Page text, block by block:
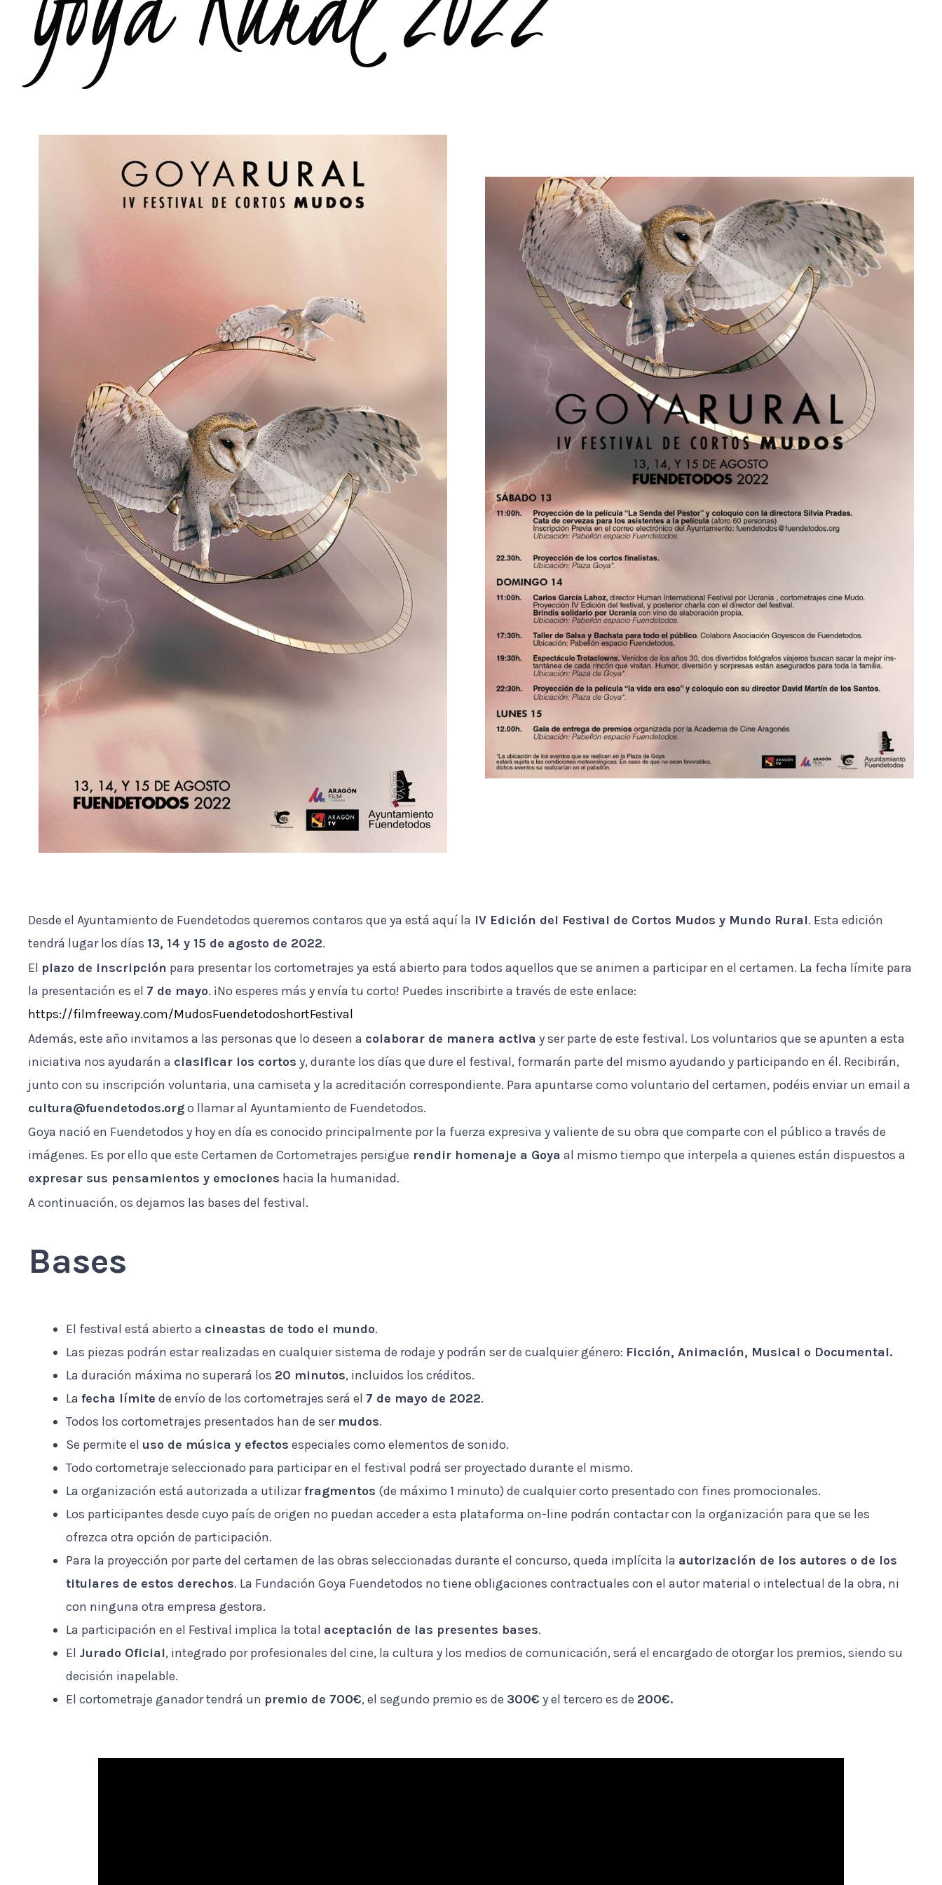
Desde el Ayuntamiento de Fuendetodos queremos contaros que ya está aquí la IV Edición del Festival de Cortos Mudos y Mundo Rural. Esta edición
tendrá lugar los días 13, 14 y 15 de agosto de 2022.
El plazo de inscripción para presentar los cortometrajes ya está abierto para todos aquellos que se animen a participar en el certamen. La fecha límite para
la presentación es el 7 de mayo. ¡No esperes más y envía tu corto! Puedes inscribirte a través de este enlace:
https://filmfreeway.com/MudosFuendetodoshortFestival
Además, este año invitamos a las personas que lo deseen a colaborar de manera activa y ser parte de este festival. Los voluntarios que se apunten a esta
iniciativa nos ayudarán a clasificar los cortos y, durante los días que dure el festival, formarán parte del mismo ayudando y participando en él. Recibirán,
junto con su inscripción voluntaria, una camiseta y la acreditación correspondiente. Para apuntarse como voluntario del certamen, podéis enviar un email a
cultura@fuendetodos.orgo llamar al Ayuntamiento de Fuendetodos.
Goya nació en Fuendetodos y hoy en día es conocido principalmente por la fuerza expresiva y valiente de su obra que comparte con el público a través de
imágenes. Es por ello que este Certamen de Cortometrajes persigue rendir homenaje a Goya al mismo tiempo que interpela a quienes están dispuestos a
expresar sus pensamientos y emociones hacia la humanidad.
A continuación, os dejamos las bases del festival.
Bases
El festival está abierto a cineastas de todo el mundo.
Las piezas podrán estar realizadas en cualquier sistema de rodaje y podrán ser de cualquier género: Ficción, Animación, Musical o Documental.
La duración máxima no superará los 20 minutos, incluidos los créditos.
La fecha límite de envío de los cortometrajes será el 7 de mayo de 2022.
Todos los cortometrajes presentados han de ser mudos.
Se permite el uso de música y efectos especiales como elementos de sonido.
Todo cortometraje seleccionado para participar en el festival podrá ser proyectado durante el mismo.
La organización está autorizada a utilizarfragmentos (de máximo 1 minuto) de cualquier corto presentado con fines promocionales.
Los participantes desde cuyo país de origen no puedan acceder a esta plataforma on-line podrán contactar con la organización para que se les
ofrezca otra opción de participación.
Para la proyección por parte del certamen de las obras seleccionadas durante el concurso, queda implícita la autorización de los autores o de los
titulares de estos derechos. La Fundación Goya Fuendetodos no tiene obligaciones contractuales con el autor material o intelectual de la obra, ni
con ninguna otra empresa gestora.
La participación en el Festival implica la total aceptación de las presentes bases.
El Jurado Oficial, integrado por profesionales del cine, la cultura y los medios de comunicación, será el encargado de otorgar los premios, siendo su
decisión inapelable.
El cortometraje ganador tendrá un premio de 700€, el segundo premio es de 300€ y el tercero es de 200€.